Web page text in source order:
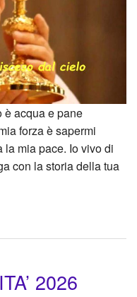
è acqua e pane
forza è sapermi
la mia pace. Io vivo di
con la storia della tua
2026